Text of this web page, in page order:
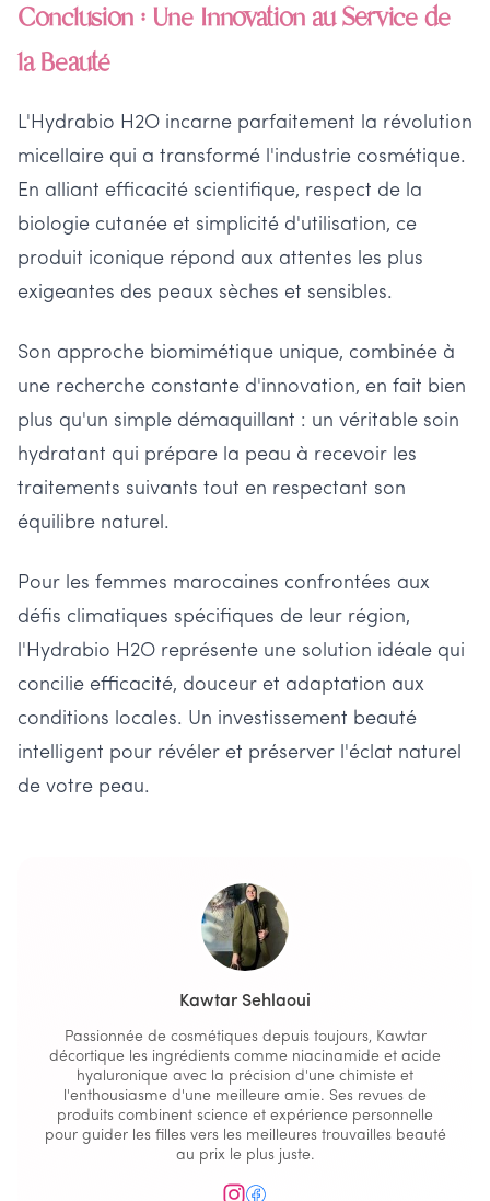
Conclusion : Une Innovation au Service de
la Beauté
L'Hydrabio H2O incarne parfaitement la révolution
micellaire qui a transformé l'industrie cosmétique.
En alliant efficacité scientifique, respect de la
biologie cutanée et simplicité d'utilisation, ce
produit iconique répond aux attentes les plus
exigeantes des peaux sèches et sensibles.
Son approche biomimétique unique, combinée à
une recherche constante d'innovation, en fait bien
plus qu'un simple démaquillant : un véritable soin
hydratant qui prépare la peau à recevoir les
traitements suivants tout en respectant son
équilibre naturel.
Pour les femmes marocaines confrontées aux
défis climatiques spécifiques de leur région,
l'Hydrabio H2O représente une solution idéale qui
concilie efficacité, douceur et adaptation aux
conditions locales. Un investissement beauté
intelligent pour révéler et préserver l'éclat naturel
de votre peau.
Kawtar Sehlaoui
Passionnée de cosmétiques depuis toujours, Kawtar
décortique les ingrédients comme niacinamide et acide
hyaluronique avec la précision d'une chimiste et
l'enthousiasme d'une meilleure amie. Ses revues de
produits combinent science et expérience personnelle
pour guider les filles vers les meilleures trouvailles beauté
au prix le plus juste.